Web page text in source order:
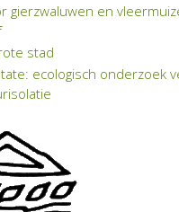
gierzwaluwen en
stad
eco­lo­gisch on­der­zoek